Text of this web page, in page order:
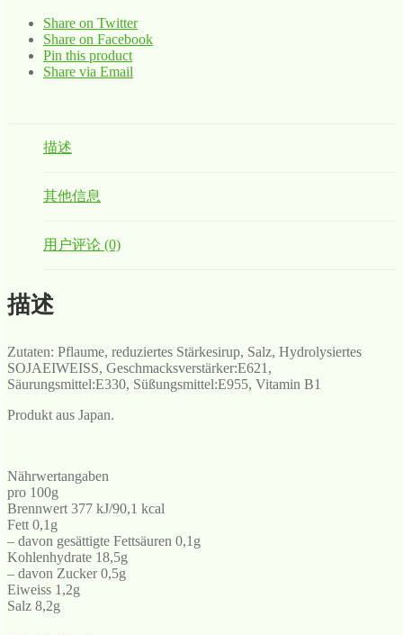
Share on Twitter
Share on Facebook
Pin this product
Share via Email
描述
其他信息
用户评论 (0)
描述
Zutaten: Pflaume, reduziertes Stärkesirup, Salz, Hydrolysiertes
SOJAEIWEISS, Geschmacksverstärker:E621,
Säurungsmittel:E330, Süßungsmittel:E955, Vitamin B1
Produkt aus Japan.
Nährwertangaben
pro 100g
Brennwert 377 kJ/90,1 kcal
Fett 0,1g
– davon gesättigte Fettsäuren 0,1g
Kohlenhydrate 18,5g
– davon Zucker 0,5g
Eiweiss 1,2g
Salz 8,2g